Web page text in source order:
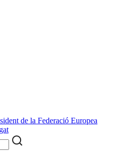
de la Federació Europea